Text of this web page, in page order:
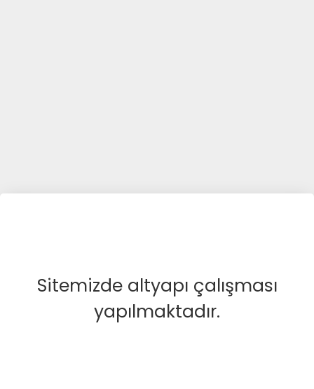
Sitemizde altyapı çalışması
yapılmaktadır.